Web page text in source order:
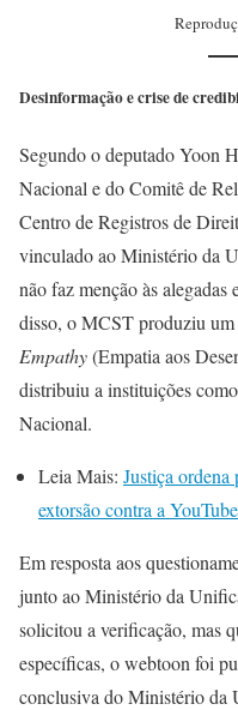
Desinformação e crise de
Segundo o deputado Yoon
Nacional e do Comitê de
Centro de Registros de
vinculado ao Ministério da
não faz menção às alegadas
disso, o MCST produziu
Empathy(Empatia aos
distribuiu a instituições
Nacional.
Leia Mais: Justiça ordena
extorsão contra a
Em resposta aos
junto ao Ministério da
solicitou a verificação, mas
específicas, o webtoon foi
conclusiva do Ministério da